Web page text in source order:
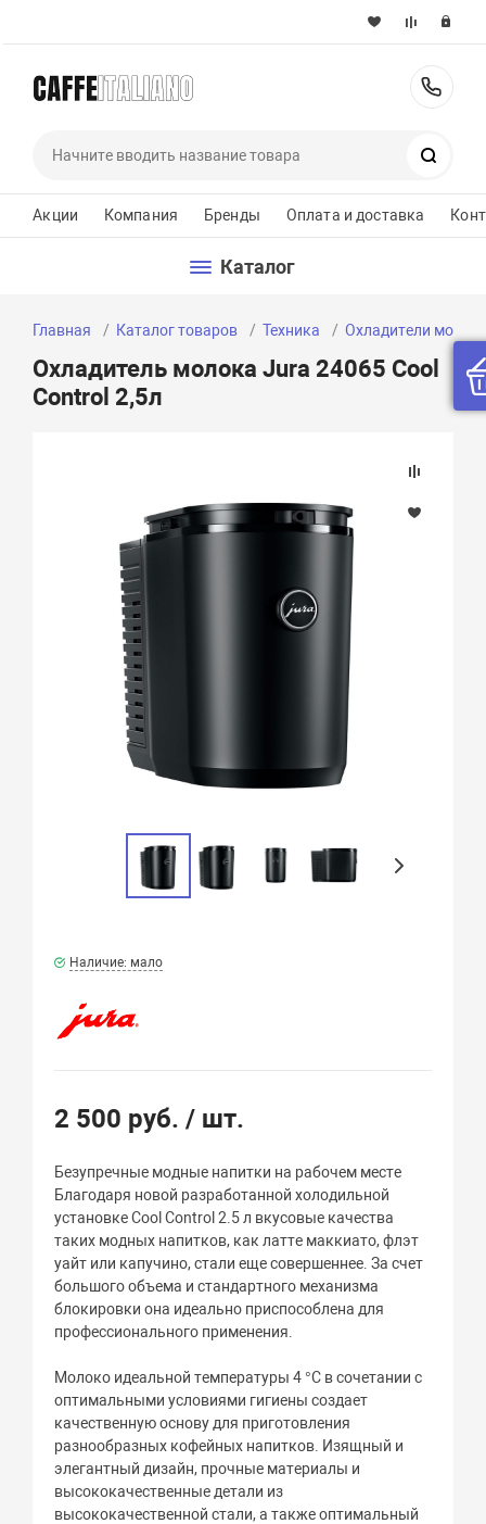
Акции Компания Бренды Оплата и доставка
Каталог
Главная Каталог товаров Техника Охладители
Охладитель молока Jura 24065 Cool
Control 2,5л
Наличие: мало
2 500 руб./ шт.
Безупречные модные напитки на рабочем месте
Благодаря новой разработанной холодильной
установке Cool Control 2.5 л вкусовые качества
таких модных напитков, как латте маккиато, флэт
уайт или капучино, стали еще совершеннее. За счет
большого объема и стандартного механизма
блокировки она идеально приспособлена для
профессионального применения.
Молоко идеальной температуры 4 °C в сочетании с
оптимальными условиями гигиены создает
качественную основу для приготовления
разнообразных кофейных напитков. Изящный и
элегантный дизайн, прочные материалы и
высококачественные детали из
высококачественной стали, а также оптимальный